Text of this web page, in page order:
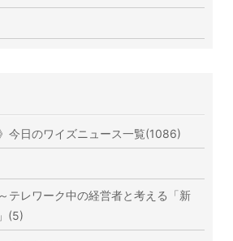
今日のワイズニュース一覧(1086)
テレワーク中の経営者と考える「新
(5)